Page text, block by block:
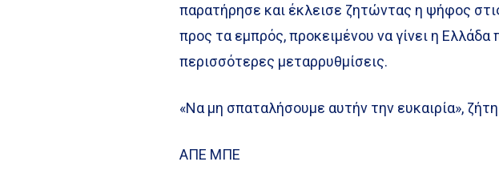
παρατήρησε και έκλεισε ζητώντας η ψήφος
προς τα εμπρός, προκειμένου να γίνει η
περισσότερες μεταρρυθμίσεις.
«Να μη σπαταλήσουμε αυτήν την ευκαιρία»,
ΑΠΕ ΜΠΕ